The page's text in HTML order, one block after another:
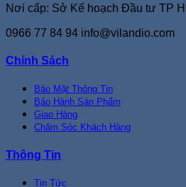
Nơi cấp: Sở Kế hoạch Đầu tư TP
0966 77 84 94 info@vilandio.com
Chính Sách
Bảo Mật Thông Tin
Bảo Hành Sản Phẩm
Giao Hàng
Chăm Sóc Khách Hàng
Thông Tin
Tin Tức